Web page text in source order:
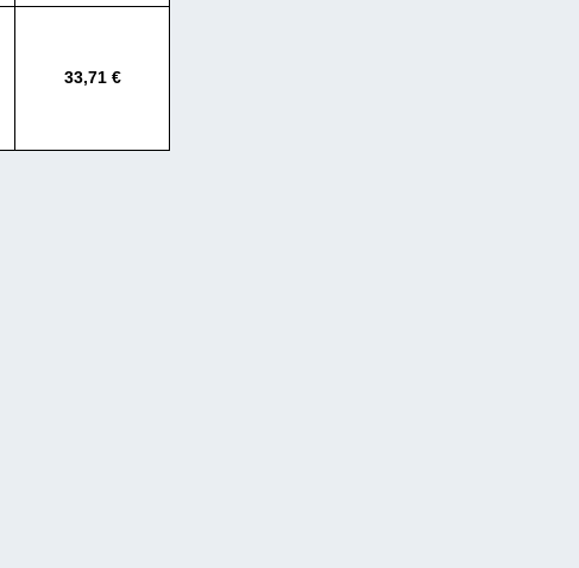
33,71 €